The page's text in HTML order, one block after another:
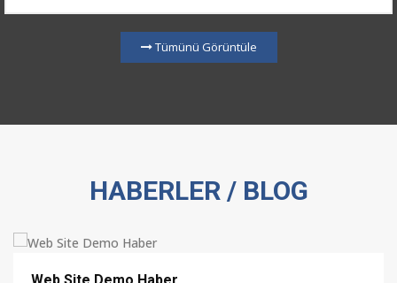
Tümünü Görüntüle
HABERLER / BLOG
Web Site Demo Haber